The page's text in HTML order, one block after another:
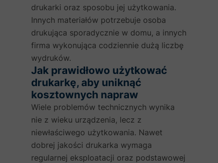
drukarki oraz sposobu jej użytkowania.
Innych materiałów potrzebuje osoba
drukująca sporadycznie w domu, a innych
firma wykonująca codziennie dużą liczbę
wydruków.
Jak prawidłowo użytkować
drukarkę, aby uniknąć
kosztownych napraw
Wiele problemów technicznych wynika
nie z wieku urządzenia, lecz z
niewłaściwego użytkowania. Nawet
dobrej jakości drukarka wymaga
regularnej eksploatacji oraz podstawowej